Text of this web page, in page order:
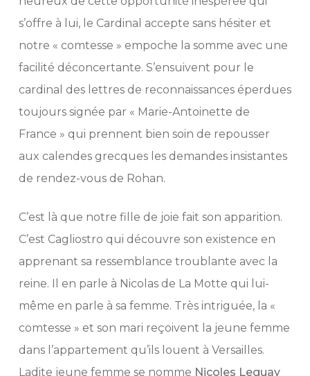
s’offre à lui, le Cardinal accepte sans hésiter et
notre « comtesse » empoche la somme avec une
facilité déconcertante. S’ensuivent pour le
cardinal des lettres de reconnaissances éperdues
toujours signée par « Marie-Antoinette de
France » qui prennent bien soin de repousser
aux calendes grecques les demandes insistantes
de rendez-vous de Rohan.
C’est là que notre fille de joie fait son apparition.
C’est Cagliostro qui découvre son existence en
apprenant sa ressemblance troublante avec la
reine. Il en parle à Nicolas de La Motte qui lui-
même en parle à sa femme. Très intriguée, la «
comtesse » et son mari reçoivent la jeune femme
dans l’appartement qu’ils louent à Versailles.
Ladite jeune femme se nomme Nicoles Leguay